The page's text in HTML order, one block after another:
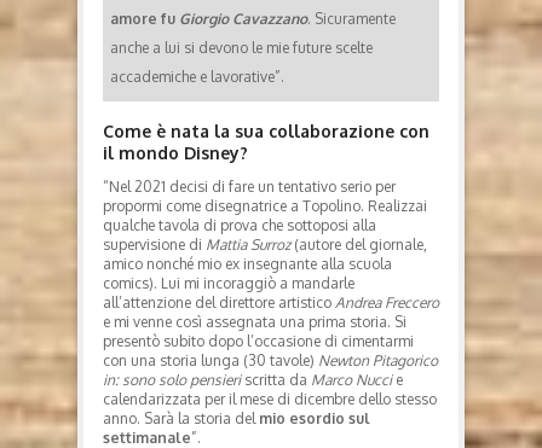
amore fu Giorgio Cavazzano. Sicuramente
anche a lui si devono le mie future scelte
accademiche e lavorative”.
Come è nata la sua collaborazione con
il mondo Disney?
“Nel 2021 decisi di fare un tentativo serio per
propormi come disegnatrice a Topolino. Realizzai
qualche tavola di prova che sottoposi alla
supervisione di Mattia Surroz(autore del giornale,
amico nonché mio ex insegnante alla scuola
comics). Lui mi incoraggiò a mandarle
all’attenzione del direttore artistico Andrea Freccero
e mi venne così assegnata una prima storia. Si
presentò subito dopo l’occasione di cimentarmi
con una storia lunga (30 tavole) Newton Pitagorico
in: sono solo pensieriscritta da Marco Nuccie
calendarizzata per il mese di dicembre dello stesso
anno. Sarà la storia del mio esordio sul
settimanale”.